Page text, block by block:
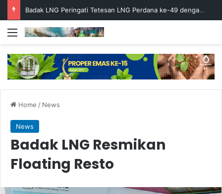
Badak LNG Peringati Tetesan LNG Perdana ke-49 dengan Doa Bersama
Menu
Home / News
News
Badak LNG Resmikan
Floating Resto